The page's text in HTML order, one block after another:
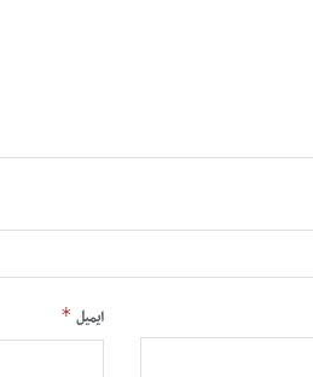
ایمیل *